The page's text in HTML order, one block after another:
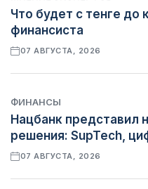
Что будет с тенге до
финансиста
07 АВГУСТА, 2026
ФИНАНСЫ
Нацбанк представил
решения: SupTech,
07 АВГУСТА, 2026